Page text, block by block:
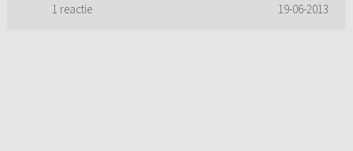
hart heel Rooms-Kath...
1 reactie 19-06-2013